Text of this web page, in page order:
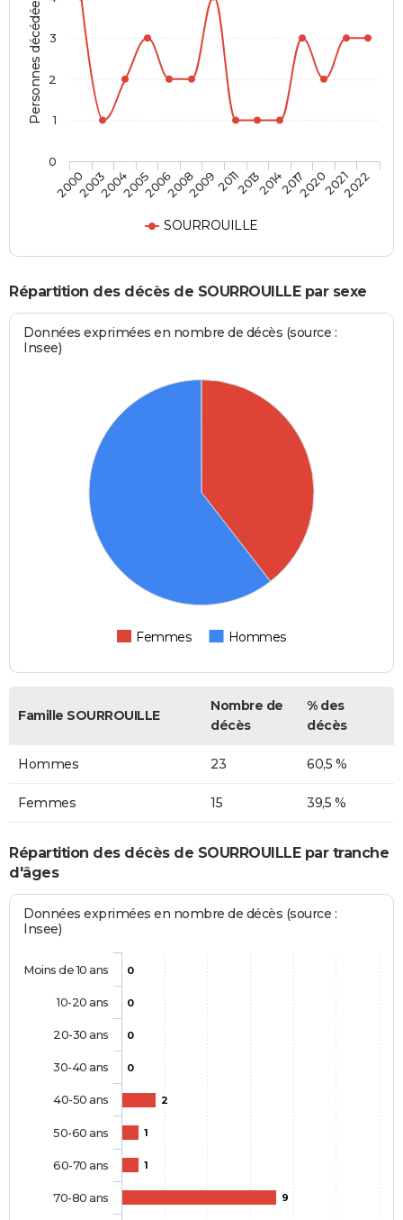
Personnes décédées
SOURROUILLE
20002003200420052006200820092011201320142017202020212022
0
1
2
3
Répartition des décès de SOURROUILLE par sexe
Données exprimées en nombre de décès (source :
Insee)
Femmes Hommes
Famille SOURROUILLE
Nombre de
décès
% des
décès
Hommes 23 60,5 %
Femmes 15 39,5 %
Répartition des décès de SOURROUILLE par tranche
d'âges
Données exprimées en nombre de décès (source :
Insee)
0
0
0
0
2
1
1
9
Moins de 10 ans
10-20 ans
20-30 ans
30-40 ans
40-50 ans
50-60 ans
60-70 ans
70-80 ans